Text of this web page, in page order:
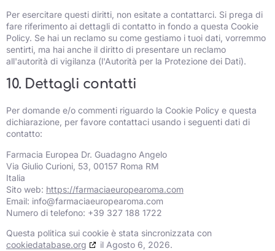
Per esercitare questi diritti, non esitate a contattarci. Si prega di
fare riferimento ai dettagli di contatto in fondo a questa Cookie
Policy. Se hai un reclamo su come gestiamo i tuoi dati, vorremmo
sentirti, ma hai anche il diritto di presentare un reclamo
all'autorità di vigilanza (l'Autorità per la Protezione dei Dati).
10. Dettagli contatti
Per domande e/o commenti riguardo la Cookie Policy e questa
dichiarazione, per favore contattaci usando i seguenti dati di
contatto:
Farmacia Europea Dr. Guadagno Angelo
Via Giulio Curioni, 53, 00157 Roma RM
Italia
Sito web: https://farmaciaeuropearoma.com
Email: info@farmaciaeuropearoma.com
Numero di telefono: +39 327 188 1722
Questa politica sui cookie è stata sincronizzata con
cookiedatabase.org
il Agosto 6, 2026.